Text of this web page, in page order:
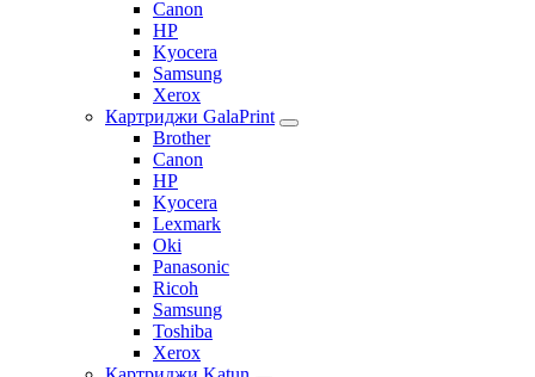
Canon
HP
Kyocera
Samsung
Xerox
Картриджи GalaPrint
Brother
Canon
HP
Kyocera
Lexmark
Oki
Panasonic
Ricoh
Samsung
Toshiba
Xerox